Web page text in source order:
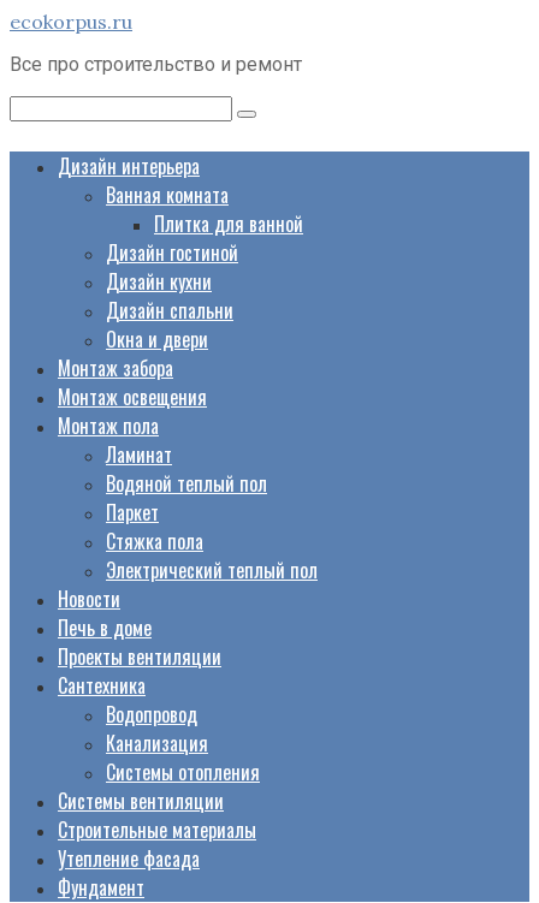
Перейти
контенту
ecokorpus.ru
Все про строительство и ремонт
Дизайн интерьера
Ванная комната
Плитка для ванной
Дизайн гостиной
Дизайн кухни
Дизайн спальни
Окна и двери
Монтаж забора
Монтаж освещения
Монтаж пола
Ламинат
Водяной теплый пол
Паркет
Стяжка пола
Электрический теплый пол
Новости
Печь в доме
Проекты вентиляции
Сантехника
Водопровод
Канализация
Системы отопления
Системы вентиляции
Строительные материалы
Утепление фасада
Фундамент